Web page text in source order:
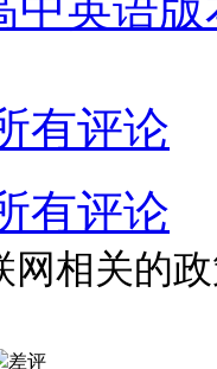
有评论
有评论
网相关的
差评